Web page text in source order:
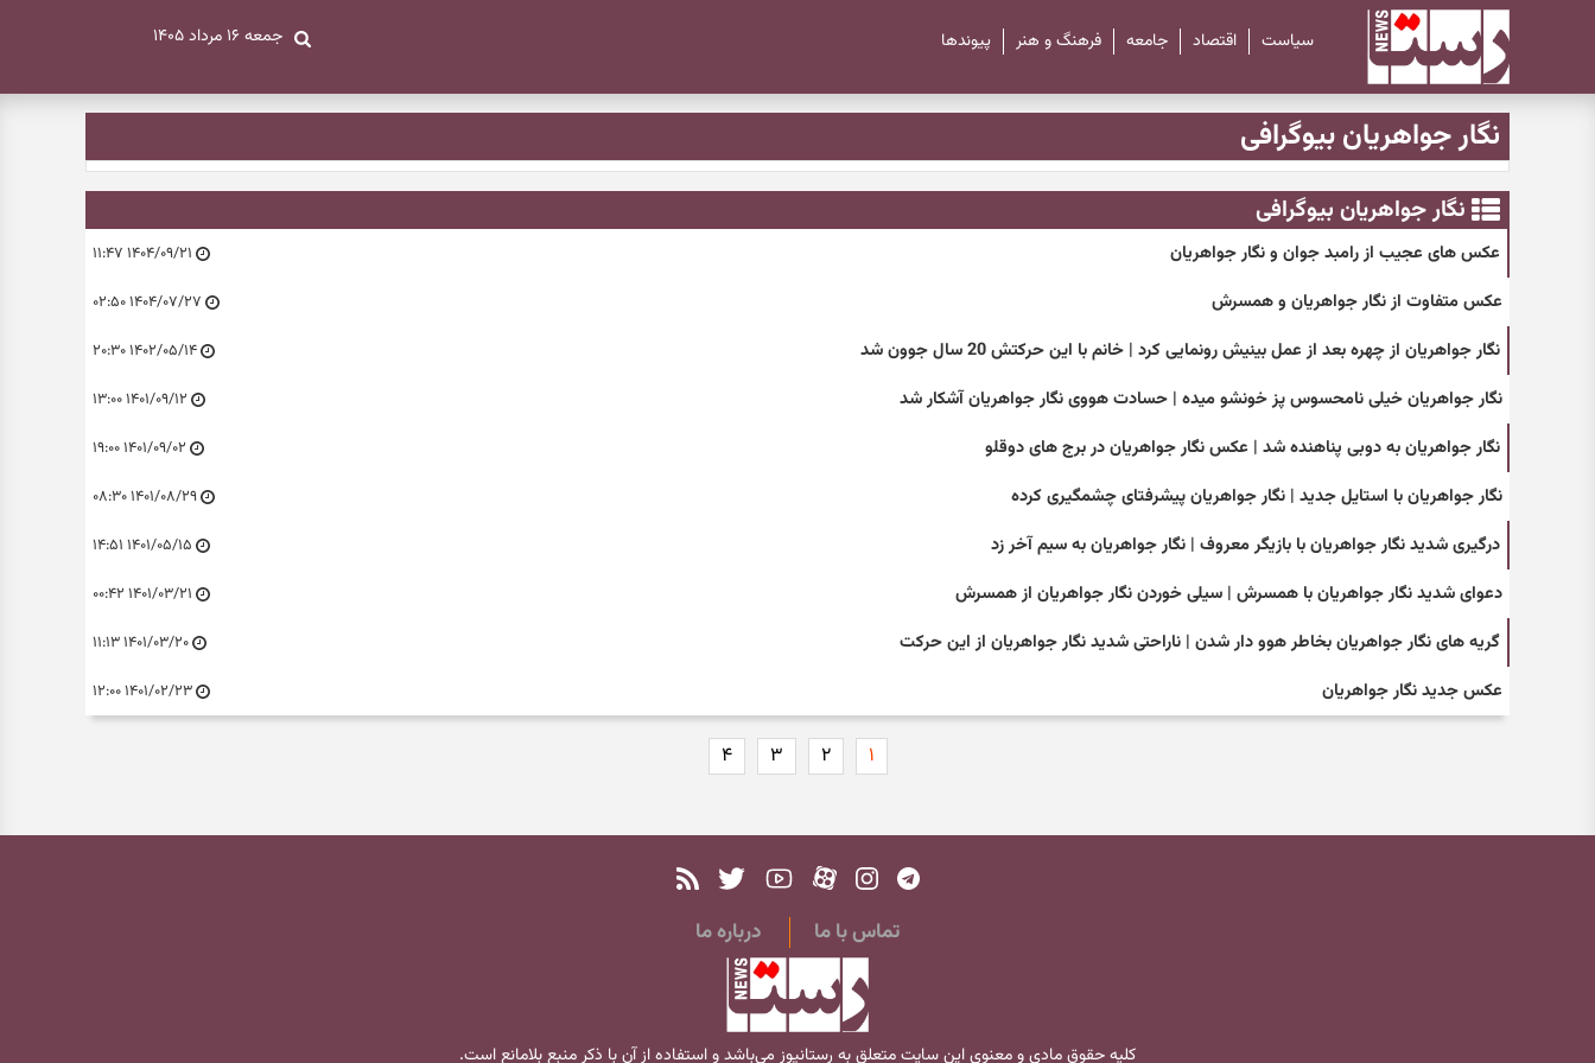
جمعه ۱۶ مرداد ۱۴۰۵ سیاست اقتصاد جامعه فرهنگ و هنر پیوند‌ها
نگار جواهریان بیوگرافی
نگار جواهریان بیوگرافی
عکس های عجیب از رامبد جوان و نگار جواهریان ۱۴۰۴/۰۹/۲۱ ۱۱:۴۷
عکس متفاوت از نگار جواهریان و همسرش ۱۴۰۴/۰۷/۲۷ ۰۲:۵۰
نگار جواهریان از چهره بعد از عمل بینیش رونمایی کرد | خانم با این حرکتش 20 سال جوون شد ۱۴۰۲/۰۵/۱۴ ۲۰:۳۰
نگار جواهریان خیلی نامحسوس پز خونشو میده | حسادت هووی نگار جواهریان آشکار شد ۱۴۰۱/۰۹/۱۲ ۱۳:۰۰
نگار جواهریان به دوبی پناهنده شد | عکس نگار جواهریان در برج های دوقلو ۱۴۰۱/۰۹/۰۲ ۱۹:۰۰
نگار جواهریان با استایل جدید | نگار جواهریان پیشرفتای چشمگیری کرده ۱۴۰۱/۰۸/۲۹ ۰۸:۳۰
درگیری شدید نگار جواهریان با بازیگر معروف | نگار جواهریان به سیم آخر زد ۱۴۰۱/۰۵/۱۵ ۱۴:۵۱
دعوای شدید نگار جواهریان با همسرش | سیلی خوردن نگار جواهریان از همسرش ۱۴۰۱/۰۳/۲۱ ۰۰:۴۲
گریه های نگار جواهریان بخاطر هوو دار شدن | ناراحتی شدید نگار جواهریان از این حرکت ۱۴۰۱/۰۳/۲۰ ۱۱:۱۳
عکس جدید نگار جواهریان ۱۴۰۱/۰۲/۲۳ ۱۲:۰۰
۱ ۲ ۳ ۴
تماس با ما درباره ما
کلیه حقوق مادی و معنوی این سایت متعلق به رستانیوز می‌باشد و استفاده از آن با ذکر منبع بلامانع است.